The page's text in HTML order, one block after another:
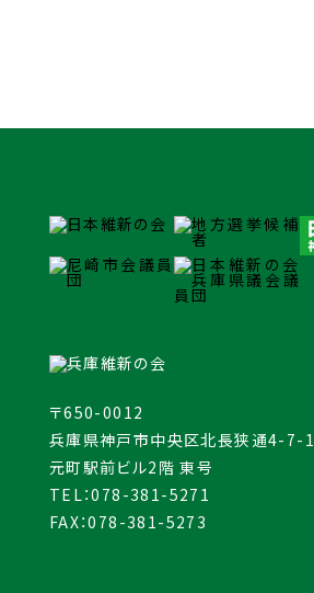
〒650-0012
兵庫県神戸市中央区北長狭通4-7-1
元町駅前ビル2階 東号
TEL：078-381-5271
FAX：078-381-5273